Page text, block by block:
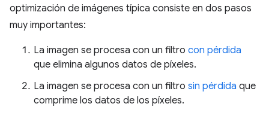
optimización de imágenes típica consiste en dos pasos
muy importantes:
La imagen se procesa con un filtro con pérdida
que elimina algunos datos de píxeles.
La imagen se procesa con un filtro sin pérdida que
comprime los datos de los píxeles.